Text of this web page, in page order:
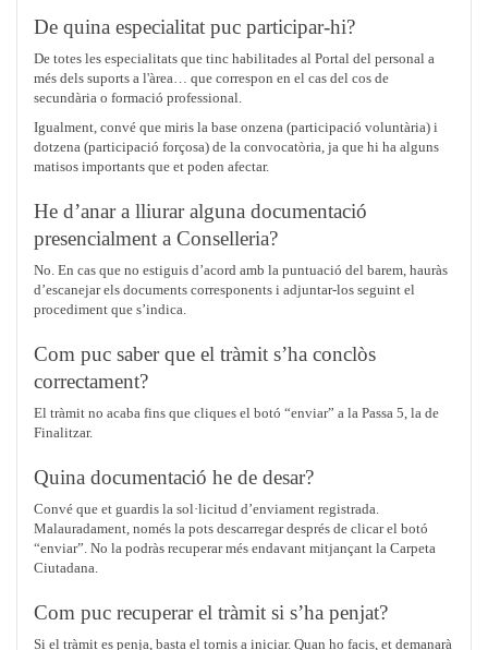
De quina especialitat puc participar-hi?
De totes les especialitats que tinc habilitades al Portal del personal a
més dels suports a l'àrea… que correspon en el cas del cos de
secundària o formació professional.
Igualment, convé que miris la base onzena (participació voluntària) i
dotzena (participació forçosa) de la convocatòria, ja que hi ha alguns
matisos importants que et poden afectar.
He d’anar a lliurar alguna documentació
presencialment a Conselleria?
No. En cas que no estiguis d’acord amb la puntuació del barem, hauràs
d’escanejar els documents corresponents i adjuntar-los seguint el
procediment que s’indica.
Com puc saber que el tràmit s’ha conclòs
correctament?
El tràmit no acaba fins que cliques el botó “enviar” a la Passa 5, la de
Finalitzar.
Quina documentació he de desar?
Convé que et guardis la sol·licitud d’enviament registrada.
Malauradament, només la pots descarregar després de clicar el botó
“enviar”. No la podràs recuperar més endavant mitjançant la Carpeta
Ciutadana.
Com puc recuperar el tràmit si s’ha penjat?
Si el tràmit es penja, basta el tornis a iniciar. Quan ho facis, et demanarà